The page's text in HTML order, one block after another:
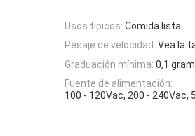
Usos típicos: Comida lista
Pesaje de velocidad: Vea la
Graduación mínima: 0,1
Fuente de alimentación:
100 - 120Vac, 200 -